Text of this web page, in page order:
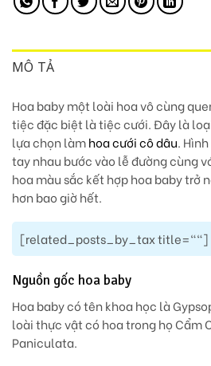
MÔ TẢ
Hoa baby một loài hoa vô cùng
tiệc đặc biệt là tiệc cưới. Đây là
lựa chọn làmhoa cưới cô dâu.
tay nhau bước vào lễ đường cùng
hoa màu sắc kết hợp hoa baby trở
hơn bao giờ hết.
[related_posts_by_tax title=""]
Nguồn gốc hoa baby
Hoa baby có tên khoa học là
loài thực vật có hoa trong họ Cẩm
Paniculata.